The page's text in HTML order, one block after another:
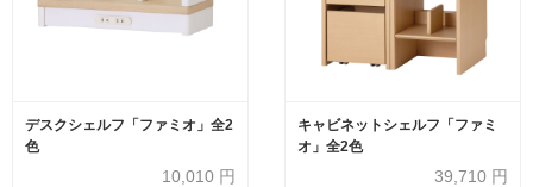
デスクシェルフ「ファミオ」全2
色
10,010 円
キャビネットシェルフ「ファミ
オ」全2色
39,710 円